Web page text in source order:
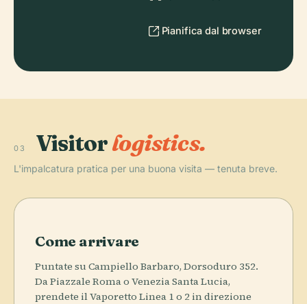
Pianifica dal browser
03 Visitorlogistics.
L'impalcatura pratica per una buona visita — tenuta breve.
Come arrivare
Puntate su Campiello Barbaro, Dorsoduro 352.
Da Piazzale Roma o Venezia Santa Lucia,
prendete il Vaporetto Linea 1 o 2 in direzione